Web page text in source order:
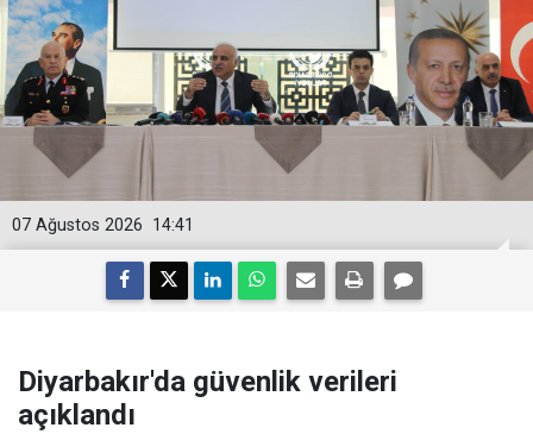
14:41
07 Ağustos 2026
Diyarbakır'da güvenlik verileri
açıklandı